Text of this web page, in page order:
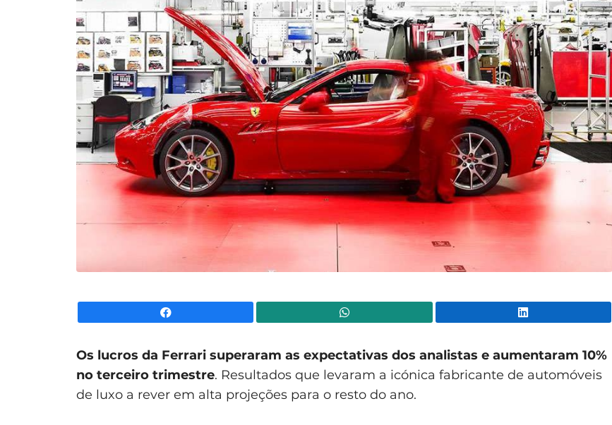
Os lucros da Ferrari superaram as expectativas dos analistas e aumentaram 10%
no terceiro trimestre. Resultados que levaram a icónica fabricante de automóveis
de luxo a rever em alta projeções para o resto do ano.